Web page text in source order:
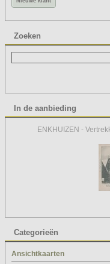
Zoeken
In de aanbieding
ENKHUIZEN -
Categorieën
Ansichtkaarten